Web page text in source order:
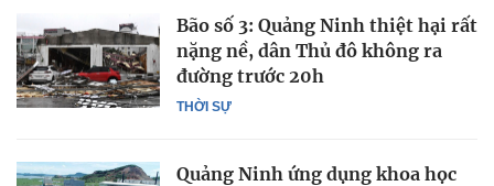
THỜI SỰ
Bão số 3: Quảng Ninh thiệt hại rất
nặng nề, dân Thủ đô không ra
đường trước 20h
Quảng Ninh ứng dụng khoa học